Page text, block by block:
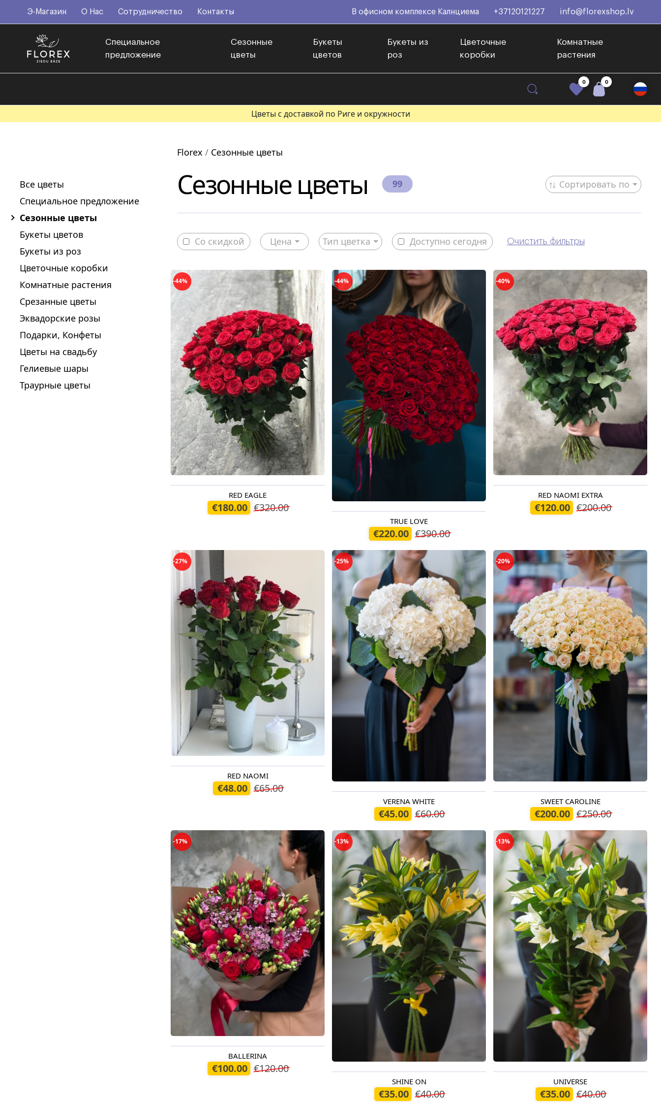
Э-Магазин О Нас Сотрудничество Контакты В офисном комплексе Калнциема +37120121227 info@florexshop.lv
Специальное
предложение
Сезонные
цветы
Букеты
цветов
Букеты из
роз
Цветочные
коробки
Комнатные
растения
0 0
Цветы с доставкой по Риге и окружности
Все цветы
Специальное предложение
Сезонные цветы
Букеты цветов
Букеты из роз
Цветочные коробки
Комнатные растения
Срезанные цветы
Эквадорские розы
Подарки, Конфеты
Цветы на свадьбу
Гелиевые шары
Траурные цветы
Florex Сезонные цветы
Сезонные цветы 99 Сортировать по
Со скидкой Цена Тип цветка Доступно сегодня Очистить фильтры
-44%
Доступно сегодняRED EAGLE
€180.00 €320.00
-44%
Доступно сегодняTRUE LOVE
€220.00 €390.00
-40%
Доступно сегодняRED NAOMI EXTRA
€120.00 €200.00
-27%
Доступно сегодняRED NAOMI
€48.00 €65.00
-25%
Доступно сегодняVERENA WHITE
€45.00 €60.00
-20%
Доступно сегодняSWEET CAROLINE
€200.00 €250.00
-17%
Доступно сегодняBALLERINA
€100.00 €120.00
-13%
Доступно сегодняSHINE ON
€35.00 €40.00
-13%
Доступно сегодняUNIVERSE
€35.00 €40.00